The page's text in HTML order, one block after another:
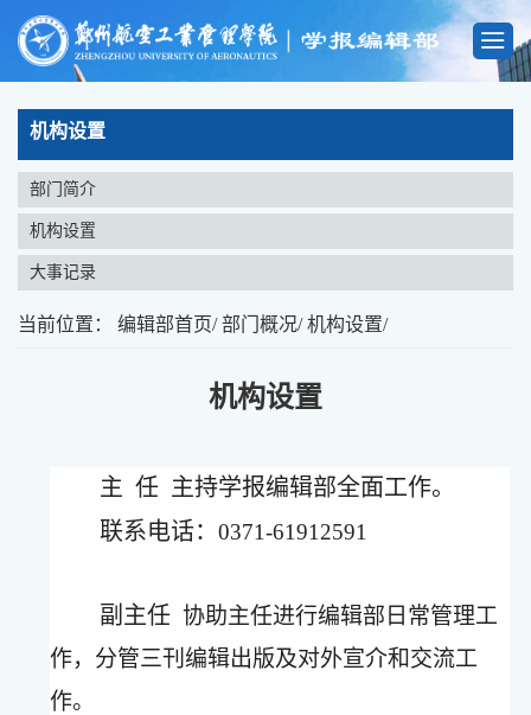
机构设置
部门简介
机构设置
大事记录
当前位置： 编辑部首页/ 部门概况/ 机构设置/
机构设置
主 任 主持学报编辑部全面工作。
联系电话： 0371-61912591
副主任 协助主任进行编辑部日常管理工
作，分管三刊编辑出版及对外宣介和交流工
作。